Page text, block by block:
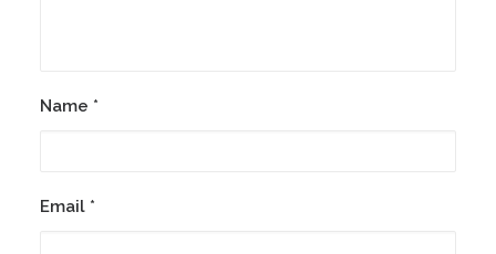
Name *
Email *